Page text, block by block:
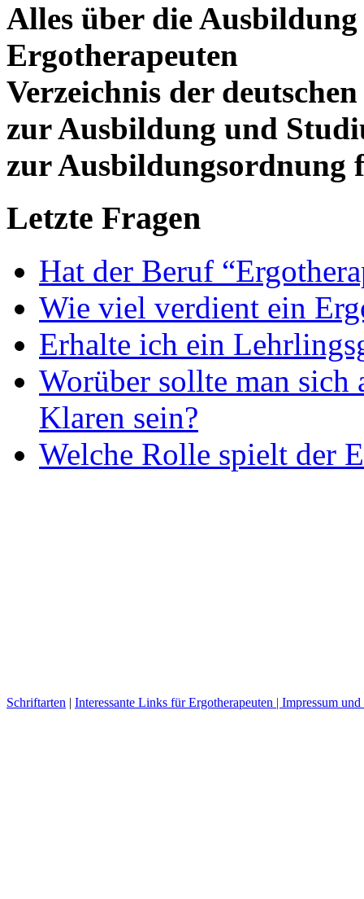
Alles über die
Ergotherapeuten
Verzeichnis der
zur Ausbildung und
zur Ausbildungsordnung
Letzte Fragen
Hat der Beruf
Wie viel verdient ein
Erhalte ich ein
Worüber sollte man sich
Klaren sein?
Welche Rolle spielt der
Schriftarten | Interessante Links für Ergotherapeuten | Impressum